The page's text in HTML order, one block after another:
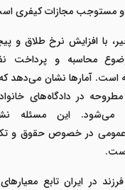
مستوجب مجازات کیفری
با افزایش نرخ طلاق و
محاسبه و پرداخت
است. آمارها نشان می‌دهد
مطروحه در دادگاه‌های
می‌شود. این مسئله
در خصوص حقوق و
در ایران تابع